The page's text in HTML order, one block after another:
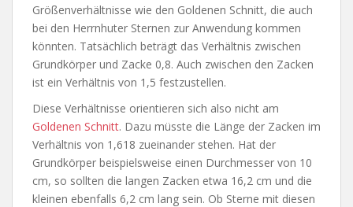
Größenverhältnisse wie den Goldenen Schnitt, die auch
bei den Herrnhuter Sternen zur Anwendung kommen
könnten. Tatsächlich beträgt das Verhältnis zwischen
Grundkörper und Zacke 0,8. Auch zwischen den Zacken
ist ein Verhältnis von 1,5 festzustellen.
Diese Verhältnisse orientieren sich also nicht am
Goldenen Schnitt. Dazu müsste die Länge der Zacken im
Verhältnis von 1,618 zueinander stehen. Hat der
Grundkörper beispielsweise einen Durchmesser von 10
cm, so sollten die langen Zacken etwa 16,2 cm und die
kleinen ebenfalls 6,2 cm lang sein. Ob Sterne mit diesen